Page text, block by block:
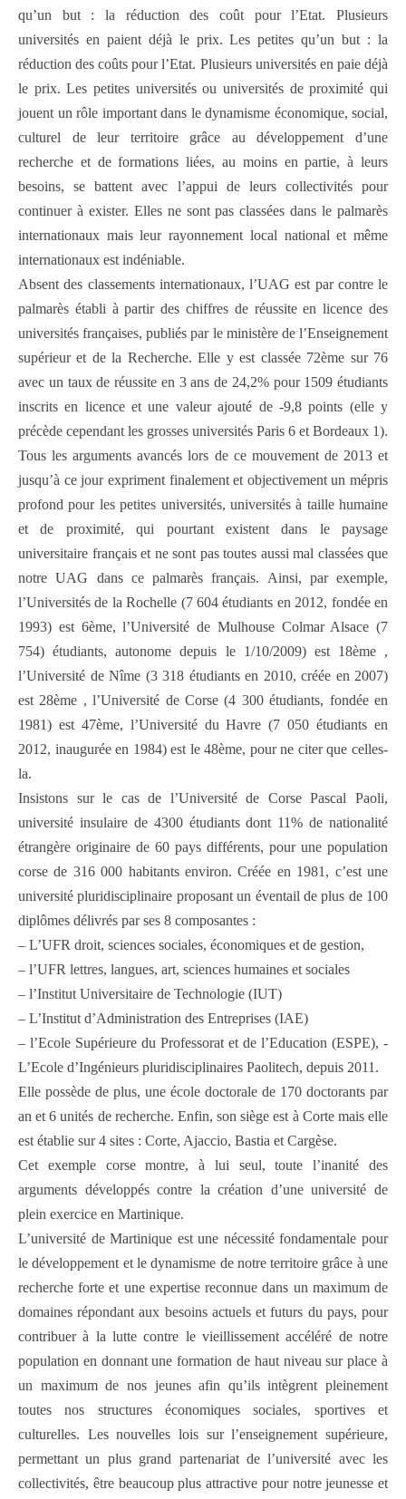
qu’un but : la réduction des coût pour l’Etat. Plusieurs
universités en paient déjà le prix. Les petites qu’un but : la
réduction des coûts pour l’Etat. Plusieurs universités en paie déjà
le prix. Les petites universités ou universités de proximité qui
jouent un rôle important dans le dynamisme économique, social,
culturel de leur territoire grâce au développement d’une
recherche et de formations liées, au moins en partie, à leurs
besoins, se battent avec l’appui de leurs collectivités pour
continuer à exister. Elles ne sont pas classées dans le palmarès
internationaux mais leur rayonnement local national et même
internationaux est indéniable.
Absent des classements internationaux, l’UAG est par contre le
palmarès établi à partir des chiffres de réussite en licence des
universités françaises, publiés par le ministère de l’Enseignement
supérieur et de la Recherche. Elle y est classée 72ème sur 76
avec un taux de réussite en 3 ans de 24,2% pour 1509 étudiants
inscrits en licence et une valeur ajouté de -9,8 points (elle y
précède cependant les grosses universités Paris 6 et Bordeaux 1).
Tous les arguments avancés lors de ce mouvement de 2013 et
jusqu’à ce jour expriment finalement et objectivement un mépris
profond pour les petites universités, universités à taille humaine
et de proximité, qui pourtant existent dans le paysage
universitaire français et ne sont pas toutes aussi mal classées que
notre UAG dans ce palmarès français. Ainsi, par exemple,
l’Universités de la Rochelle (7 604 étudiants en 2012, fondée en
1993) est 6ème, l’Université de Mulhouse Colmar Alsace (7
754) étudiants, autonome depuis le 1/10/2009) est 18ème ,
l’Université de Nîme (3 318 étudiants en 2010, créée en 2007)
est 28ème , l’Université de Corse (4 300 étudiants, fondée en
1981) est 47ème, l’Université du Havre (7 050 étudiants en
2012, inaugurée en 1984) est le 48ème, pour ne citer que celles-
la.
Insistons sur le cas de l’Université de Corse Pascal Paoli,
université insulaire de 4300 étudiants dont 11% de nationalité
étrangère originaire de 60 pays différents, pour une population
corse de 316 000 habitants environ. Créée en 1981, c’est une
université pluridisciplinaire proposant un éventail de plus de 100
diplômes délivrés par ses 8 composantes :
– L’UFR droit, sciences sociales, économiques et de gestion,
– l’UFR lettres, langues, art, sciences humaines et sociales
– l’Institut Universitaire de Technologie (IUT)
– L’Institut d’Administration des Entreprises (IAE)
– l’Ecole Supérieure du Professorat et de l’Education (ESPE), -
L’Ecole d’Ingénieurs pluridisciplinaires Paolitech, depuis 2011.
Elle possède de plus, une école doctorale de 170 doctorants par
an et 6 unités de recherche. Enfin, son siège est à Corte mais elle
est établie sur 4 sites : Corte, Ajaccio, Bastia et Cargèse.
Cet exemple corse montre, à lui seul, toute l’inanité des
arguments développés contre la création d’une université de
plein exercice en Martinique.
L’université de Martinique est une nécessité fondamentale pour
le développement et le dynamisme de notre territoire grâce à une
recherche forte et une expertise reconnue dans un maximum de
domaines répondant aux besoins actuels et futurs du pays, pour
contribuer à la lutte contre le vieillissement accéléré de notre
population en donnant une formation de haut niveau sur place à
un maximum de nos jeunes afin qu’ils intègrent pleinement
toutes nos structures économiques sociales, sportives et
culturelles. Les nouvelles lois sur l’enseignement supérieure,
permettant un plus grand partenariat de l’université avec les
collectivités, être beaucoup plus attractive pour notre jeunesse et